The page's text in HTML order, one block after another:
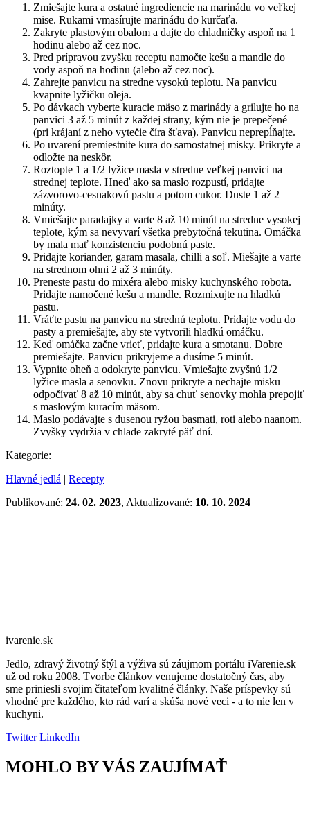
Zmiešajte kura a ostatné ingrediencie na marinádu vo veľkej
mise. Rukami vmasírujte marinádu do kurčaťa.
Zakryte plastovým obalom a dajte do chladničky aspoň na 1
hodinu alebo až cez noc.
Pred prípravou zvyšku receptu namočte kešu a mandle do
vody aspoň na hodinu (alebo až cez noc).
Zahrejte panvicu na stredne vysokú teplotu. Na panvicu
kvapnite lyžičku oleja.
Po dávkach vyberte kuracie mäso z marinády a grilujte ho na
panvici 3 až 5 minút z každej strany, kým nie je prepečené
(pri krájaní z neho vytečie číra šťava). Panvicu neprepĺňajte.
Po uvarení premiestnite kura do samostatnej misky. Prikryte a
odložte na neskôr.
Roztopte 1 a 1/2 lyžice masla v stredne veľkej panvici na
strednej teplote. Hneď ako sa maslo rozpustí, pridajte
zázvorovo-cesnakovú pastu a potom cukor. Duste 1 až 2
minúty.
Vmiešajte paradajky a varte 8 až 10 minút na stredne vysokej
teplote, kým sa nevyvarí všetka prebytočná tekutina. Omáčka
by mala mať konzistenciu podobnú paste.
Pridajte koriander, garam masala, chilli a soľ. Miešajte a varte
na strednom ohni 2 až 3 minúty.
Preneste pastu do mixéra alebo misky kuchynského robota.
Pridajte namočené kešu a mandle. Rozmixujte na hladkú
pastu.
Vráťte pastu na panvicu na strednú teplotu. Pridajte vodu do
pasty a premiešajte, aby ste vytvorili hladkú omáčku.
Keď omáčka začne vrieť, pridajte kura a smotanu. Dobre
premiešajte. Panvicu prikryjeme a dusíme 5 minút.
Vypnite oheň a odokryte panvicu. Vmiešajte zvyšnú 1/2
lyžice masla a senovku. Znovu prikryte a nechajte misku
odpočívať 8 až 10 minút, aby sa chuť senovky mohla prepojiť
s maslovým kuracím mäsom.
Maslo podávajte s dusenou ryžou basmati, roti alebo naanom.
Zvyšky vydržia v chlade zakryté päť dní.
Kategorie:
Hlavné jedlá | Recepty
Publikované: 24. 02. 2023, Aktualizované: 10. 10. 2024
ivarenie.sk
Jedlo, zdravý životný štýl a výživa sú záujmom portálu iVarenie.sk
už od roku 2008. Tvorbe článkov venujeme dostatočný čas, aby
sme priniesli svojim čitateľom kvalitné články. Naše príspevky sú
vhodné pre každého, kto rád varí a skúša nové veci - a to nie len v
kuchyni.
TwitterLinkedIn
MOHLO BY VÁS ZAUJÍMAŤ